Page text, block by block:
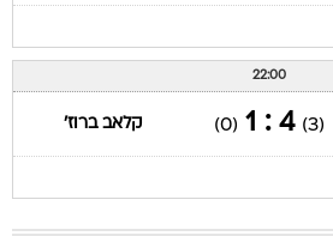
22:00
(3)
4 : 1
(0) קלאב ברוז'